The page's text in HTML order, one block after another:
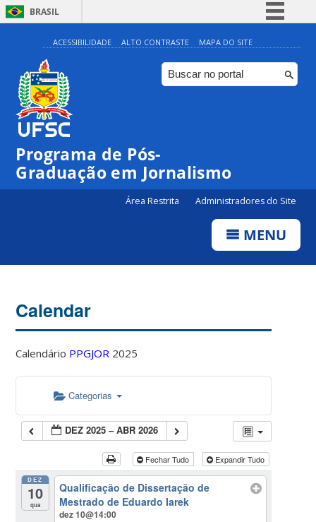
BRASIL
Simplifique!
Comunica BR
Participe
ACESSIBILIDADE ALTO CONTRASTE MAPA DO SITE
Programa de Pós-
Graduação em Jornalismo
Área Restrita Administradores do Site
MENU
Calendar
Calendário PPGJOR 2025
Categorias
DEZ 2025 – ABR 2026
Fechar Tudo Expandir Tudo
DEZ
10
qua
Qualificação de Dissertação de
Mestrado de Eduardo Iarek
dez 10@14:00